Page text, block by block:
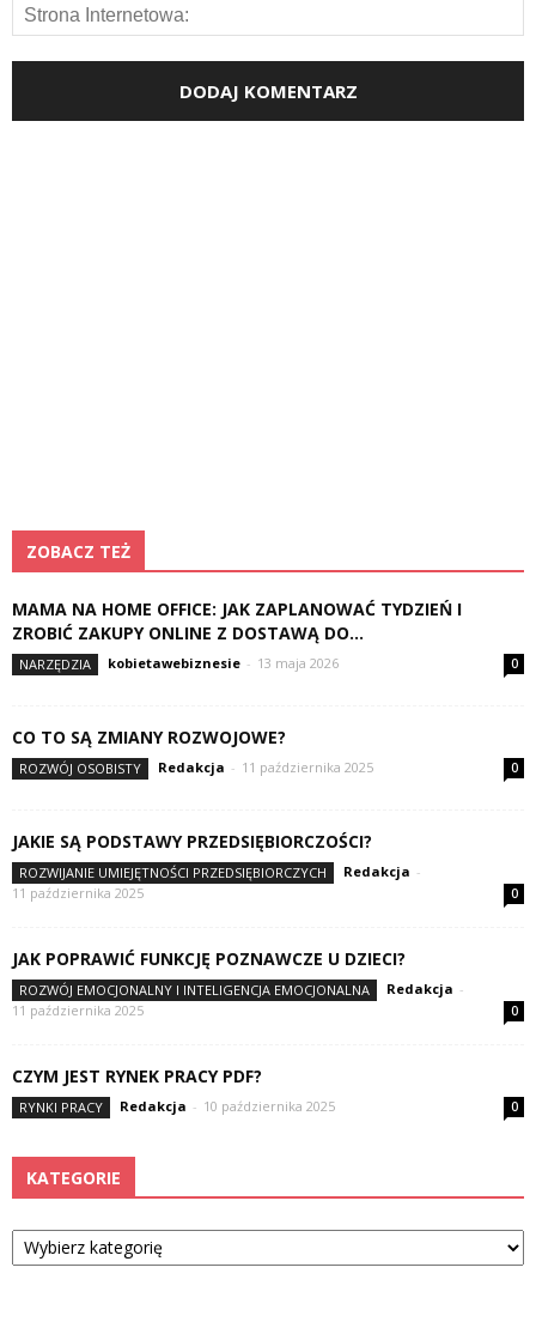
ZOBACZ TEŻ
MAMA NA HOME OFFICE: JAK ZAPLANOWAĆ TYDZIEŃ I
ZROBIĆ ZAKUPY ONLINE Z DOSTAWĄ DO...
NARZĘDZIA kobietawebiznesie - 13 maja 2026 0
CO TO SĄ ZMIANY ROZWOJOWE?
ROZWÓJ OSOBISTY Redakcja - 11 października 2025 0
JAKIE SĄ PODSTAWY PRZEDSIĘBIORCZOŚCI?
ROZWIJANIE UMIEJĘTNOŚCI PRZEDSIĘBIORCZYCH Redakcja -
11 października 2025
0
JAK POPRAWIĆ FUNKCJĘ POZNAWCZE U DZIECI?
ROZWÓJ EMOCJONALNY I INTELIGENCJA EMOCJONALNA Redakcja -
11 października 2025
0
CZYM JEST RYNEK PRACY PDF?
RYNKI PRACY Redakcja - 10 października 2025 0
KATEGORIE
Kategorie